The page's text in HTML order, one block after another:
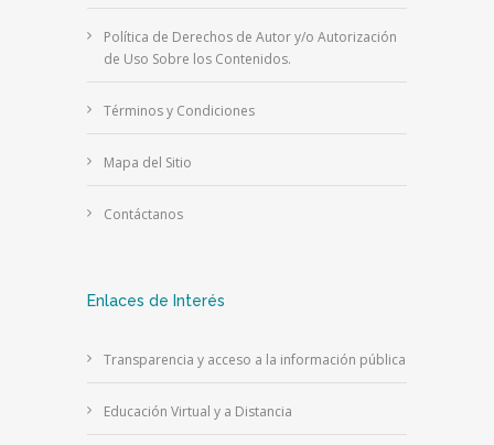
Política de Derechos de Autor y/o Autorización
de Uso Sobre los Contenidos.
Términos y Condiciones
Mapa del Sitio
Contáctanos
Enlaces de Interés
Transparencia y acceso a la información pública
Educación Virtual y a Distancia